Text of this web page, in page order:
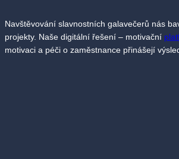
Navštěvování slavnostních galavečerů nás
projekty. Naše digitální řešení – motivační
motivaci a péči o zaměstnance přinášejí